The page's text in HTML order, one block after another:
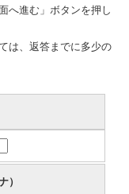
へ進む」ボタンを押し
は、返答までに多少の
）